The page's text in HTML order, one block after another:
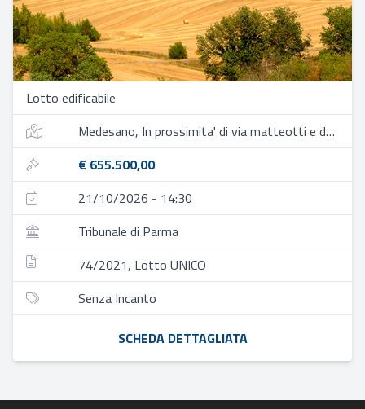
Lotto edificabile
Medesano, In prossimita' di via matteotti e del parco campanara
€ 655.500,00
21/10/2026 - 14:30
Tribunale di Parma
74/2021, Lotto UNICO
Senza Incanto
SCHEDA DETTAGLIATA